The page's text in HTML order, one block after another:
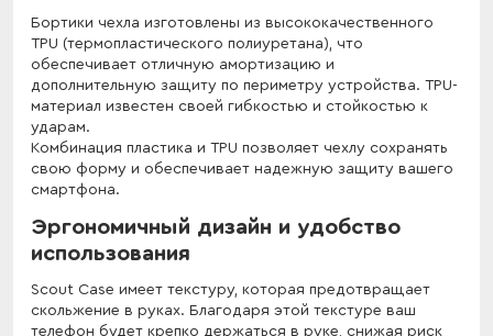
Бортики чехла изготовлены из высококачественного
TPU (термопластического полиуретана), что
обеспечивает отличную амортизацию и
дополнительную защиту по периметру устройства. TPU-
материал известен своей гибкостью и стойкостью к
ударам.
Комбинация пластика и TPU позволяет чехлу сохранять
свою форму и обеспечивает надежную защиту вашего
смартфона.
Эргономичный дизайн и удобство
использования
Scout Case имеет текстуру, которая предотвращает
скольжение в руках. Благодаря этой текстуре ваш
телефон будет крепко держаться в руке, снижая риск